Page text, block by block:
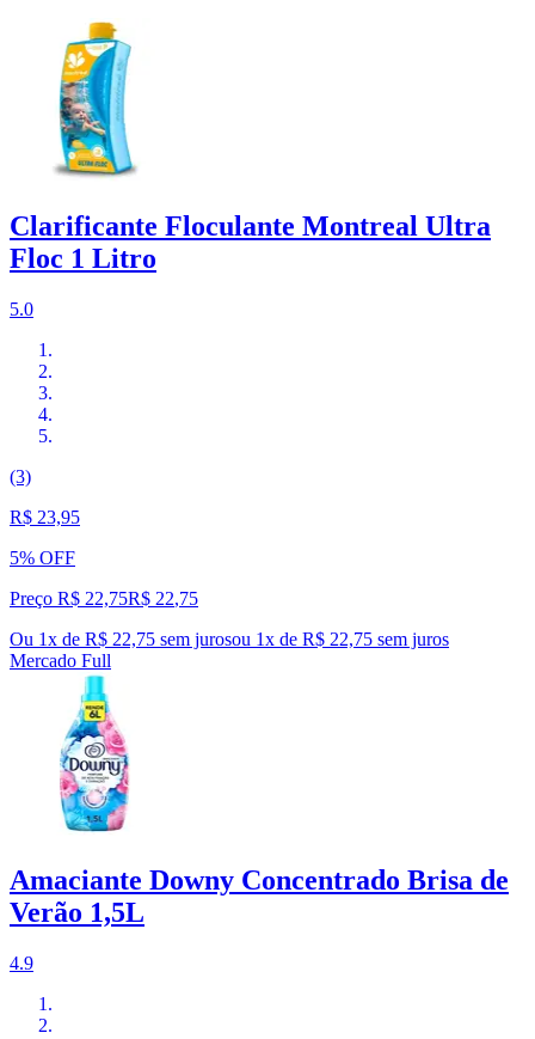
Clarificante Floculante Montreal Ultra
Floc 1 Litro
5.0
(3)
R$ 23,95
5% OFF
Preço R$ 22,75R$ 22,75
Ou 1x de R$ 22,75 sem jurosou 1x de R$ 22,75 sem juros
Mercado Full
Amaciante Downy Concentrado Brisa de
Verão 1,5L
4.9